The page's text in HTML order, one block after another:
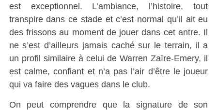
est exceptionnel. L’ambiance, l’histoire, tout
transpire dans ce stade et c’est normal qu’il ait eu
des frissons au moment de jouer dans cet antre. Il
ne s’est d’ailleurs jamais caché sur le terrain, il a
un profil similaire à celui de Warren Zaïre-Emery, il
est calme, confiant et n’a pas l’air d’être le joueur
qui va faire des vagues dans le club.
On peut comprendre que la signature de son